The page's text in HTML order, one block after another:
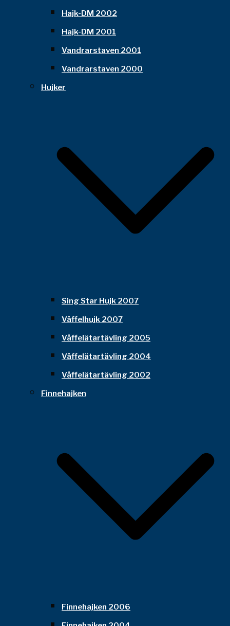
Hajk-DM 2002
Hajk-DM 2001
Vandrarstaven 2001
Vandrarstaven 2000
Hujker
Sing Star Hujk 2007
Våffelhujk 2007
Våffelätartävling 2005
Våffelätartävling 2004
Våffelätartävling 2002
Finnehajken
Finnehajken 2006